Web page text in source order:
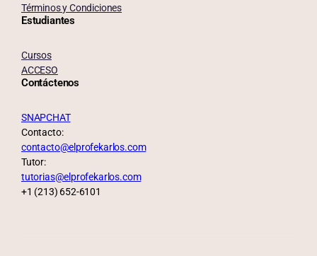
Términos y Condiciones
Estudiantes
Cursos
ACCESO
Contáctenos
SNAPCHAT
Contacto:
contacto@elprofekarlos.com
Tutor:
tutorias@elprofekarlos.com
+1 (213) 652-6101